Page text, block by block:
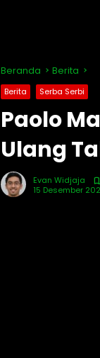
Beranda Berita
Berita Serba Serbi
Paolo
Ulang
Evan Widjaja
15 Desember